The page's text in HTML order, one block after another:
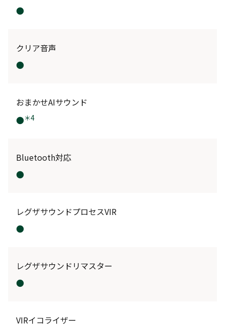
●
クリア音声
●
おまかせAIサウンド
●＊4
Bluetooth対応
●
レグザサウンドプロセスVIR
●
レグザサウンドリマスター
●
VIRイコライザー